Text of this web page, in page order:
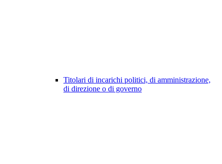
Titolari di incarichi politici, di amministrazione,
di direzione o di governo